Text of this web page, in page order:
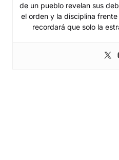
de un pueblo revelan sus
el orden y la disciplina
recordará que solo la